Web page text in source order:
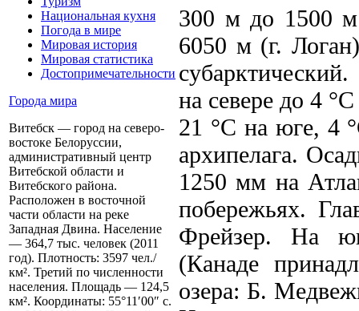
Национальная кухня
Погода в мире
Мировая история
Мировая статистика
Достопримечательности
Города мира
Витебск — город на северо-
востоке Белоруссии,
административный центр
Витебской области и
Витебского района.
Расположен в восточной
части области на реке
Западная Двина. Население
— 364,7 тыс. человек (2011
год). Плотность: 3597 чел./
км². Третий по численности
населения. Площадь — 124,5
км². Координаты: 55°11′00″ с.
300 м до 1500
6050 м (г.
на севере до 4
21 °С на юге, 4
архипелага.
1250 мм на
побережьях.
Фрейзер. На
(Канаде
озера: Б.